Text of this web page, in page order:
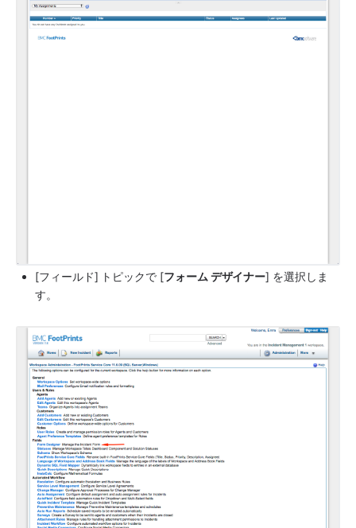
[フィールド] トピックで [フォーム デザイナー] を選択しま
す。